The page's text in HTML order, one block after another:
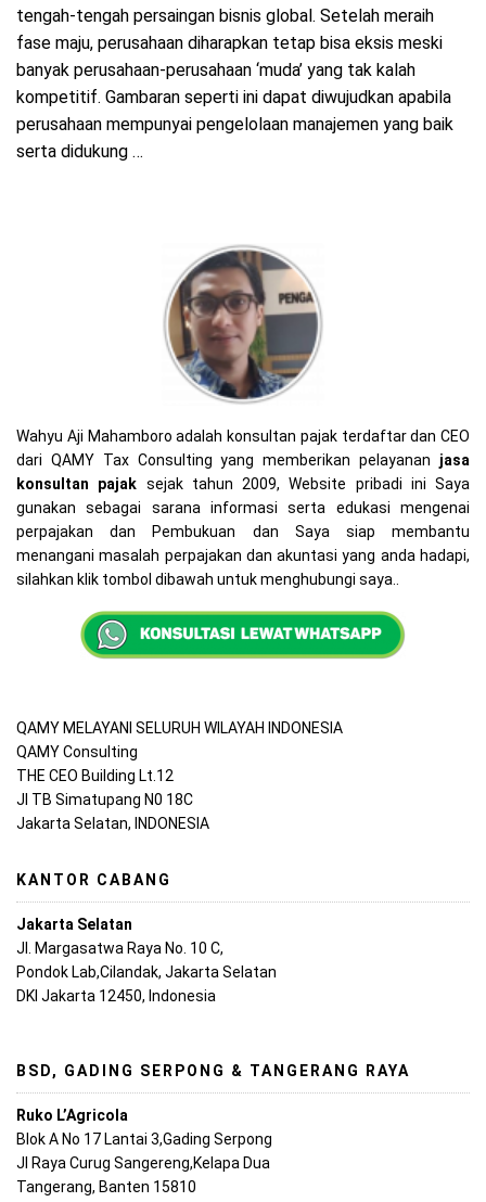
tengah-tengah persaingan bisnis global. Setelah meraih
fase maju, perusahaan diharapkan tetap bisa eksis meski
banyak perusahaan-perusahaan ‘muda’ yang tak kalah
kompetitif. Gambaran seperti ini dapat diwujudkan apabila
perusahaan mempunyai pengelolaan manajemen yang baik
serta didukung …
Wahyu Aji Mahamboro adalah konsultan pajak terdaftar dan CEO
dari QAMY Tax Consulting yang memberikan pelayanan jasa
konsultan pajak sejak tahun 2009, Website pribadi ini Saya
gunakan sebagai sarana informasi serta edukasi mengenai
perpajakan dan Pembukuan dan Saya siap membantu
menangani masalah perpajakan dan akuntasi yang anda hadapi,
silahkan klik tombol dibawah untuk menghubungi saya..
QAMY MELAYANI SELURUH WILAYAH INDONESIA
QAMY Consulting
THE CEO Building Lt.12
Jl TB Simatupang N0 18C
Jakarta Selatan, INDONESIA
KANTOR CABANG
Jakarta Selatan
Jl. Margasatwa Raya No. 10 C,
Pondok Lab,Cilandak, Jakarta Selatan
DKI Jakarta 12450, Indonesia
BSD, GADING SERPONG & TANGERANG RAYA
Ruko L’Agricola
Blok A No 17 Lantai 3,Gading Serpong
Jl Raya Curug Sangereng,Kelapa Dua
Tangerang, Banten 15810